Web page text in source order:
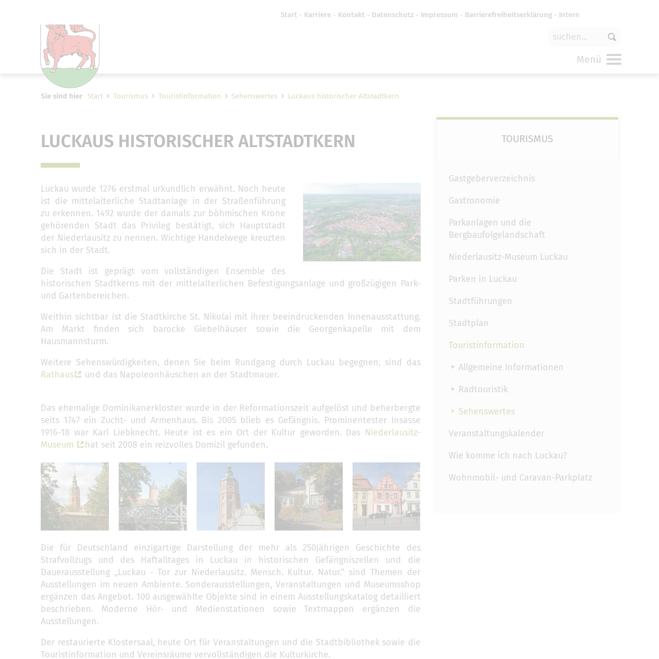
Start Karriere Kontakt Datenschutz Impressum Barrierefreiheitserklärung Intern
Menü
Sie sind hier Start Tourismus Touristinformation Sehenswertes Luckaus historischer Altstadtkern
LUCKAUS HISTORISCHER ALTSTADTKERN
Luckau wurde 1276 erstmal urkundlich erwähnt. Noch heute
ist die mittelalterliche Stadtanlage in der Straßenführung
zu erkennen. 1492 wurde der damals zur böhmischen Krone
gehörenden Stadt das Privileg bestätigt, sich Hauptstadt
der Niederlausitz zu nennen. Wichtige Handelwege kreuzten
sich in der Stadt.
Die Stadt ist geprägt vom vollständigen Ensemble des
historischen Stadtkerns mit der mittelalterlichen Befestigungsanlage und großzügigen Park-
und Gartenbereichen.
Weithin sichtbar ist die Stadtkirche St. Nikolai mit ihrer beeindruckenden Innenausstattung.
Am Markt finden sich barocke Giebelhäuser sowie die Georgenkapelle mit dem
Hausmannsturm.
Weitere Sehenswürdigkeiten, denen Sie beim Rundgang durch Luckau begegnen, sind das
Rathaus
und das Napoleonhäuschen an der Stadtmauer.
Das ehemalige Dominikanerkloster wurde in der Reformationszeit aufgelöst und beherbergte
seits 1747 ein Zucht- und Armenhaus. Bis 2005 blieb es Gefängnis. Prominentester Insasse
1916-18 war Karl Liebknecht. Heute ist es ein Ort der Kultur geworden. Das Niederlausitz-
Museum
hat seit 2008 ein reizvolles Domizil gefunden.
Die für Deutschland einzigartige Darstellung der mehr als 250jährigen Geschichte des
Strafvollzugs und des Haftalltages in Luckau in historischen Gefängniszellen und die
Dauerausstellung „Luckau - Tor zur Niederlausitz. Mensch. Kultur. Natur.“ sind Themen der
Ausstellungen im neuen Ambiente. Sonderausstellungen, Veranstaltungen und Museumsshop
ergänzen das Angebot. 100 ausgewählte Objekte sind in einem Ausstellungskatalog detailliert
beschrieben. Moderne Hör- und Medienstationen sowie Textmappen ergänzen die
Ausstellungen.
Der restaurierte Klostersaal, heute Ort für Veranstaltungen und die Stadtbibliothek sowie die
Touristinformation und Vereinsräume vervollständigen die Kulturkirche.
TOURISMUS
Gastgeberverzeichnis
Gastronomie
Parkanlagen und die
Bergbaufolgelandschaft
Niederlausitz-Museum Luckau
Parken in Luckau
Stadtführungen
Stadtplan
Touristinformation
Allgemeine Informationen
Radtouristik
Sehenswertes
Veranstaltungskalender
Wie komme ich nach Luckau?
Wohnmobil- und Caravan-Parkplatz
in den